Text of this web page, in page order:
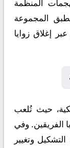
المنظمة
المجموعة
إغلاق زوايا
حيث تُلعب
الفريقين. وفي
وتغيير